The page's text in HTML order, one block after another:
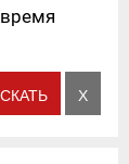
время